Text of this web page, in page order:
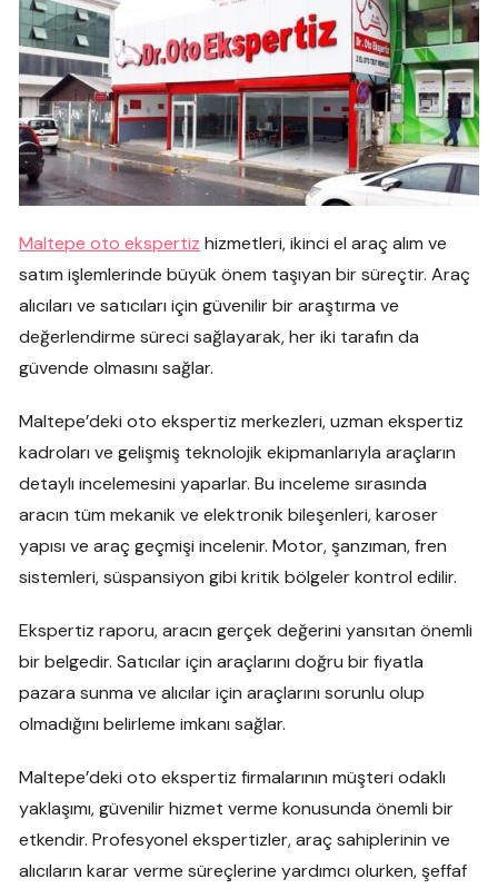
Maltepe oto ekspertiz hizmetleri, ikinci el araç alım ve
satım işlemlerinde büyük önem taşıyan bir süreçtir. Araç
alıcıları ve satıcıları için güvenilir bir araştırma ve
değerlendirme süreci sağlayarak, her iki tarafın da
güvende olmasını sağlar.
Maltepe’deki oto ekspertiz merkezleri, uzman ekspertiz
kadroları ve gelişmiş teknolojik ekipmanlarıyla araçların
detaylı incelemesini yaparlar. Bu inceleme sırasında
aracın tüm mekanik ve elektronik bileşenleri, karoser
yapısı ve araç geçmişi incelenir. Motor, şanzıman, fren
sistemleri, süspansiyon gibi kritik bölgeler kontrol edilir.
Ekspertiz raporu, aracın gerçek değerini yansıtan önemli
bir belgedir. Satıcılar için araçlarını doğru bir fiyatla
pazara sunma ve alıcılar için araçlarını sorunlu olup
olmadığını belirleme imkanı sağlar.
Maltepe’deki oto ekspertiz firmalarının müşteri odaklı
yaklaşımı, güvenilir hizmet verme konusunda önemli bir
etkendir. Profesyonel ekspertizler, araç sahiplerinin ve
alıcıların karar verme süreçlerine yardımcı olurken, şeffaf